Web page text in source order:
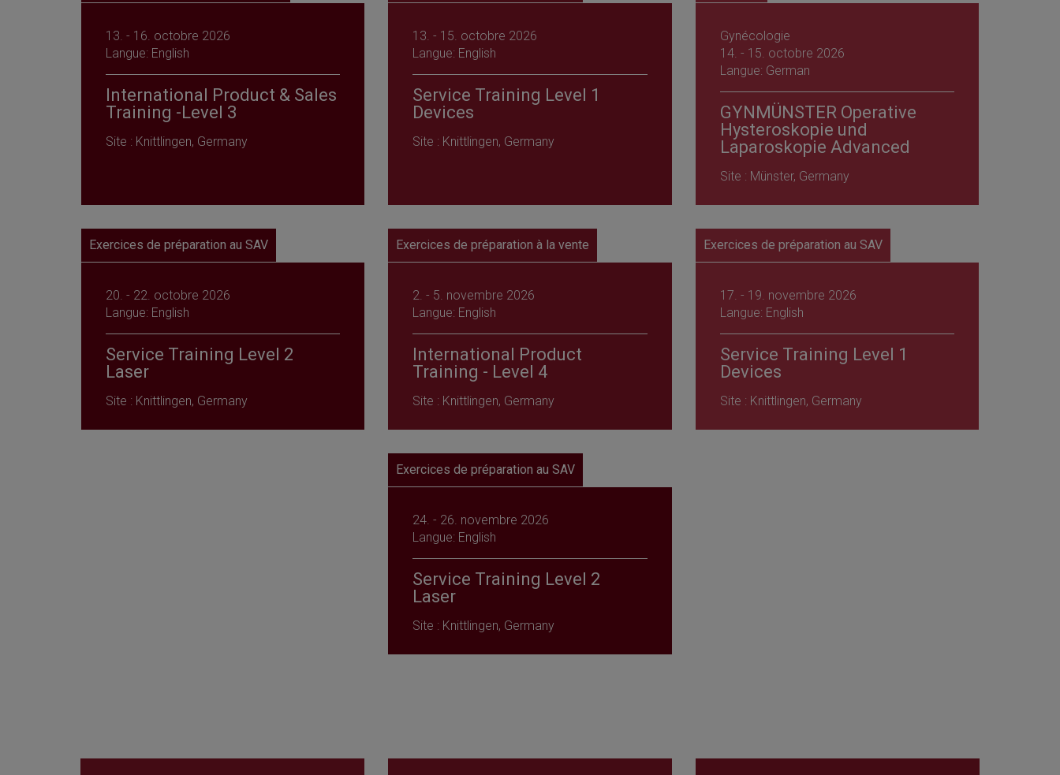
13. - 16. octobre 2026
Langue: English
International Product & Sales
Training -Level 3
Site : Knittlingen, Germany
13. - 15. octobre 2026
Langue: English
Service Training Level 1
Devices
Site : Knittlingen, Germany
Gynécologie
14. - 15. octobre 2026
Langue: German
GYNMÜNSTER Operative
Hysteroskopie und
Laparoskopie Advanced
Site : Münster, Germany
Exercices de préparation au SAV
20. - 22. octobre 2026
Langue: English
Service Training Level 2
Laser
Site : Knittlingen, Germany
Exercices de préparation à la vente
2. - 5. novembre 2026
Langue: English
International Product
Training - Level 4
Site : Knittlingen, Germany
Exercices de préparation au SAV
17. - 19. novembre 2026
Langue: English
Service Training Level 1
Devices
Site : Knittlingen, Germany
Exercices de préparation au SAV
24. - 26. novembre 2026
Langue: English
Service Training Level 2
Laser
Site : Knittlingen, Germany